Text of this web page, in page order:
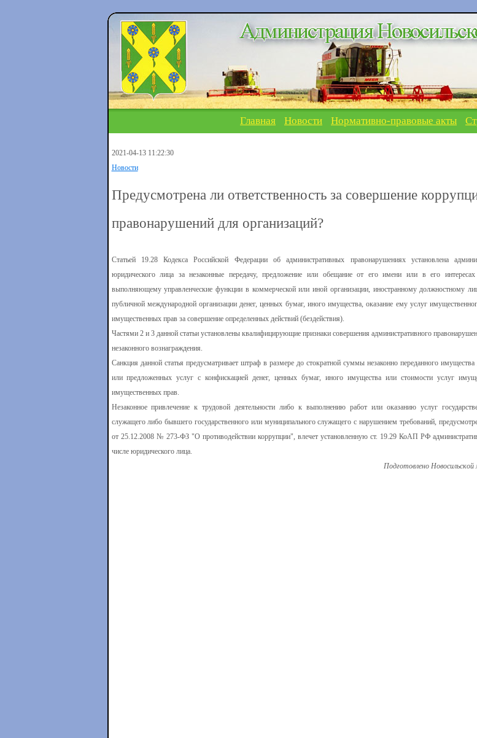
Главная Новости Нормативно-правовые акты
2021-04-13 11:22:30
Новости
Предусмотрена ли ответственность за совершение
правонарушений для организаций?
Статьей 19.28 Кодекса Российской Федерации об административных правонарушениях установлена
юридического лица за незаконные передачу, предложение или обещание от его имени или в его
выполняющему управленческие функции в коммерческой или иной организации, иностранному должностному
публичной международной организации денег, ценных бумаг, иного имущества, оказание ему услуг
имущественных прав за совершение определенных действий (бездействия).
Частями 2 и 3 данной статьи установлены квалифицирующие признаки совершения административного
незаконного вознаграждения.
Санкция данной статья предусматривает штраф в размере до стократной суммы незаконно переданного
или предложенных услуг с конфискацией денег, ценных бумаг, иного имущества или стоимости услуг
имущественных прав.
Незаконное привлечение к трудовой деятельности либо к выполнению работ или оказанию услуг
служащего либо бывшего государственного или муниципального служащего с нарушением требований,
от 25.12.2008 № 273-ФЗ "О противодействии коррупции", влечет установленную ст. 19.29 КоАП РФ
числе юридического лица.
Подготовлено